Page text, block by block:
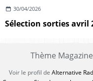
30/04/2026
Sélection sorties avril
Thème
Voir le profil de Alternative